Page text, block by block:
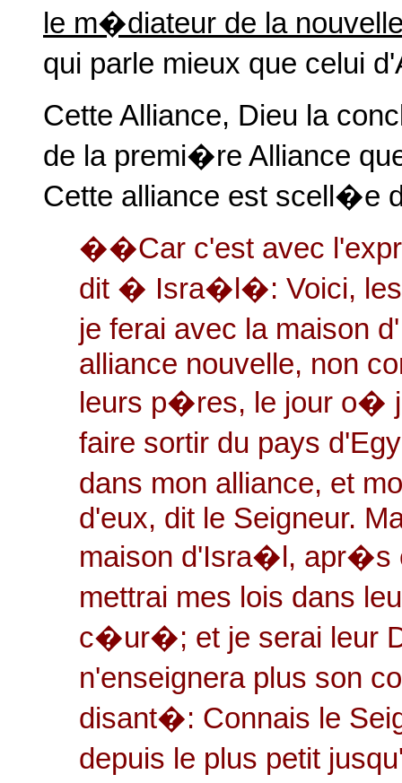
le m�diateur de la
qui parle mieux que celui
Cette Alliance, Dieu la
de la premi�re Alliance
Cette alliance est scell�e
��Car c'est avec
dit � Isra�l�: Voici, les
je ferai avec la maison
alliance nouvelle, non
leurs p�res, le jour o�
faire sortir du pays
dans mon alliance, et
d'eux, dit le Seigneur.
maison d'Isra�l, apr�s
mettrai mes lois dans
c�ur�; et je serai leur
n'enseignera plus son
disant�: Connais le
depuis le plus petit